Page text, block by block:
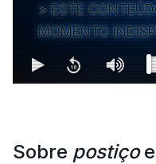
ESTE
MOMENTO
Sobre postiçoe